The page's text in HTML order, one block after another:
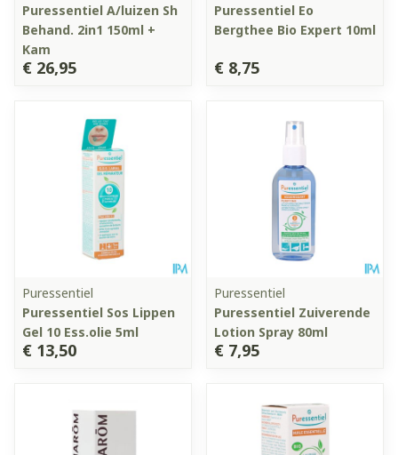
Puressentiel A/luizen Sh
Behand. 2in1 150ml +
Kam
€ 26,95
Puressentiel Eo
Bergthee Bio Expert 10ml
€ 8,75
Puressentiel
Puressentiel Sos Lippen
Gel 10 Ess.olie 5ml
€ 13,50
Puressentiel
Puressentiel Zuiverende
Lotion Spray 80ml
€ 7,95